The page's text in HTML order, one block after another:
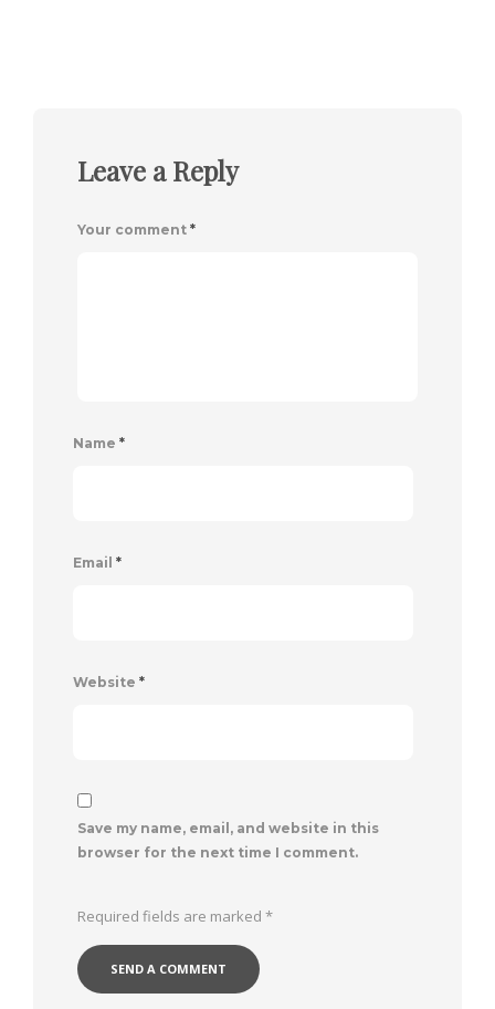
Leave a Reply
Your comment *
Name *
Email *
Website *
Save my name, email, and website in this
browser for the next time I comment.
Required fields are marked *